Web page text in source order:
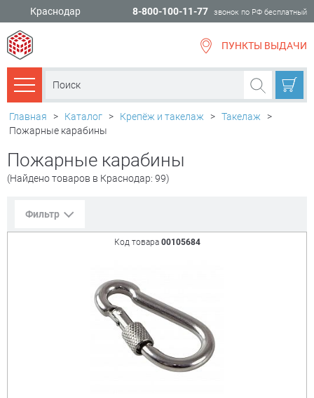
Краснодар 8-800-100-11-77 звонок по РФ бесплатный
ПУНКТЫ ВЫДАЧИ
Каталог товаров
Главная > Каталог > Крепёж и такелаж > Такелаж
>
Пожарные карабины
Пожарные карабины
(Найдено товаров в Краснодар: 99)
Фильтр
Код товара 00105684